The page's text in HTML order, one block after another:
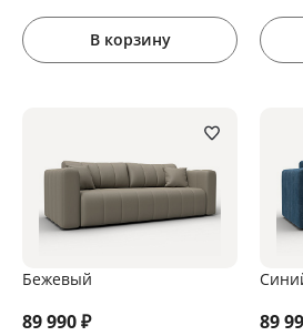
В корзину
Бежевый
89 990₽ 89